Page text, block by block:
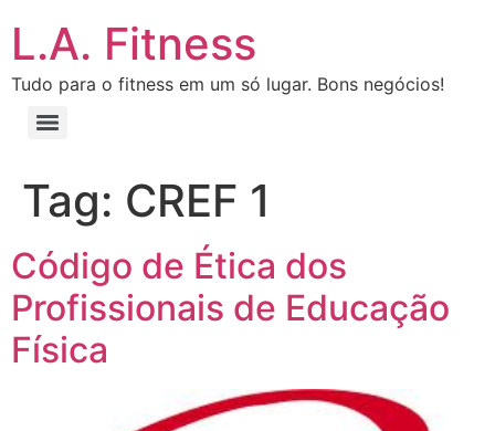
L.A. Fitness
Tudo para o fitness em um só lugar. Bons negócios!
Tag: CREF 1
Código de Ética dos
Profissionais de Educação
Física